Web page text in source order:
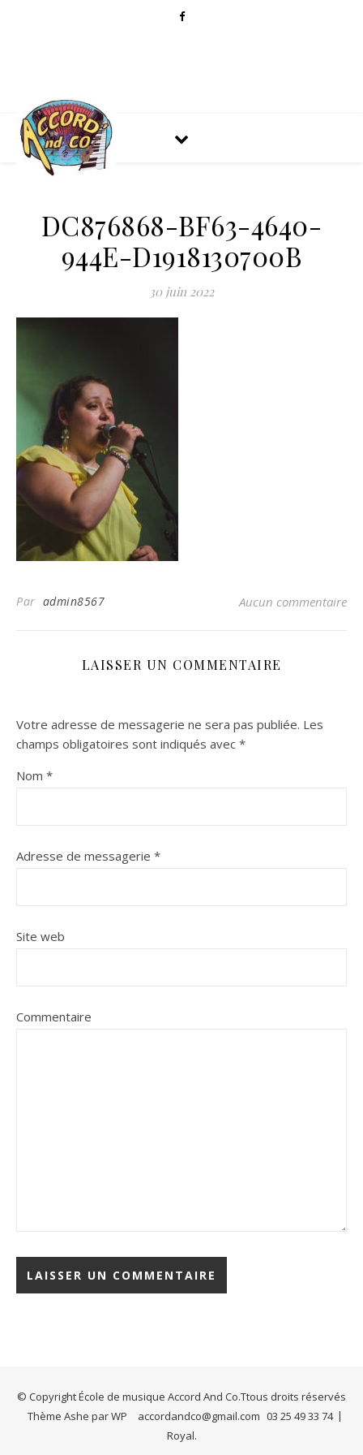
DC876868-BF63-4640-
944E-D1918130700B
30 juin 2022
Par admin8567 Aucun commentaire
LAISSER UN COMMENTAIRE
Votre adresse de messagerie ne sera pas publiée. Les
champs obligatoires sont indiqués avec *
Nom *
Adresse de messagerie *
Site web
Commentaire
© Copyright École de musique Accord And Co.Ttous droits réservés
accordandco@gmail.com 03 25 49 33 74
Thème Ashe parWP
Royal.